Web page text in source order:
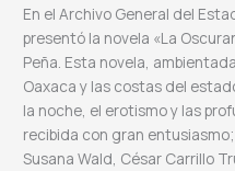
En el Archivo General del
presentó la novela «La
Peña. Esta novela,
Oaxaca y las costas del
la noche, el erotismo y las
recibida con gran
Susana Wald, César Carrillo